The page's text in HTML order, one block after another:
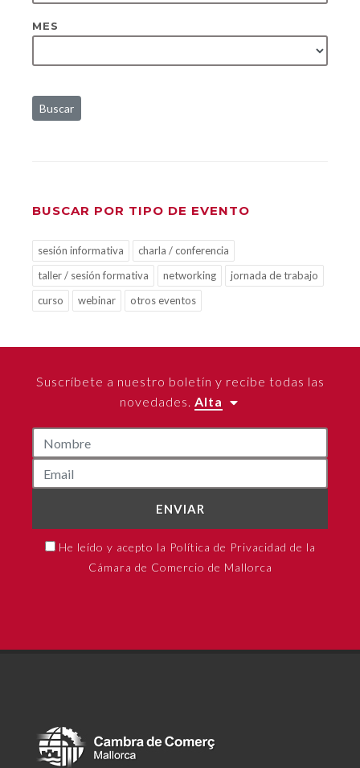
MES
Buscar
BUSCAR POR TIPO DE EVENTO
sesión informativa
charla / conferencia
taller / sesión formativa
networking
jornada de trabajo
curso
webinar otros eventos
Suscríbete a nuestro boletín y recibe todas las
novedades. Alta
ENVIAR
He leído y acepto la Política de Privacidad de la
Cámara de Comercio de Mallorca